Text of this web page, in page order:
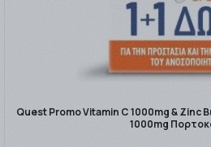
Quest Promo Vitamin C 1000mg & Zinc
1000mg